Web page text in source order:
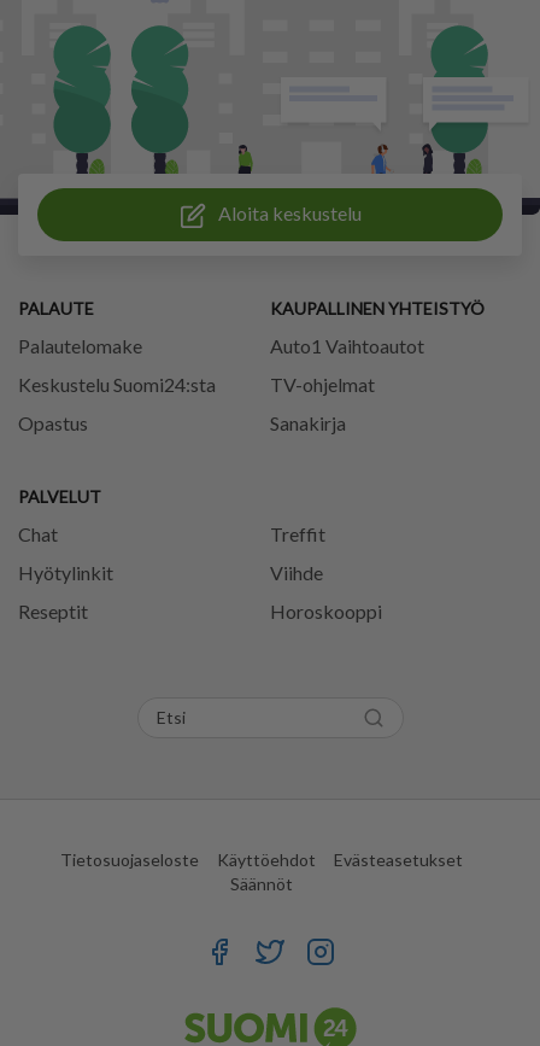
Aloita keskustelu
PALAUTE
Palautelomake
Keskustelu Suomi24:sta
Opastus
PALVELUT
Chat
Treffit
Hyötylinkit
Viihde
Reseptit
Horoskooppi
KAUPALLINEN YHTEISTYÖ
Auto1 Vaihtoautot
TV-ohjelmat
Sanakirja
Tietosuojaseloste Käyttöehdot
Evästeasetukset
Säännöt